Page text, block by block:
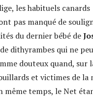
les habituels canards
pas manqué de
du dernier bébé de
dithyrambes qui ne
douteux quand, sur
et victimes de la
même temps, le Net